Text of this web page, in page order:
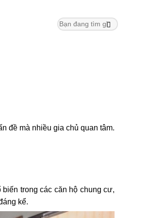
đề mà nhiều gia chủ quan tâm.
trong các căn hộ chung cư,
kể.